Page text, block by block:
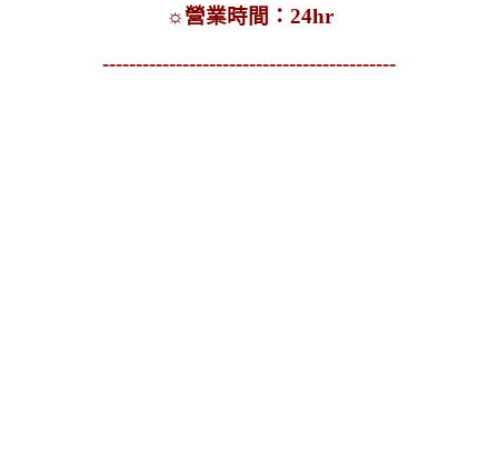
☼營業時間：24hr
--------------------------------------------